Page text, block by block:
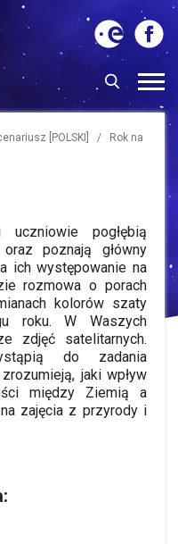
[POLSKI] / Rok na
pogłębią
poznają główny
ich występowanie na
rozmowa o porach
kolorów szaty
roku. W Waszych
zdjęć satelitarnych.
do zadania
jaki wpływ
między Ziemią a
na zajęcia z przyrody i